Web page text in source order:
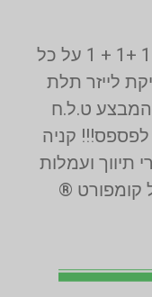
אחד לספורט ואחד ליום יום | 1 +1 + 1 על כל
לייזר תלת
המבצע ט.ל.ח
קניה
תיווך ועמלות
קומפורט ®